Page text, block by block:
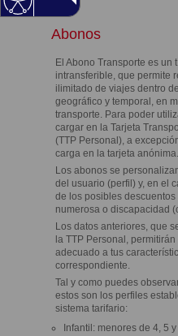
Abonos
El Abono Transporte es un
intransferible, que permite
ilimitado de viajes dentro
geográfico y temporal, en
transporte. Para poder
cargar en la Tarjeta
(TTP Personal), a
carga en la tarjeta anónima.
Los abonos se
del usuario (perfil) y, en el
de los posibles
numerosa o discapacidad
Los datos anteriores, que
la TTP Personal,
adecuado a tus
correspondiente.
Tal y como puedes
estos son los perfiles
sistema tarifario:
Infantil: menores de 4, 5